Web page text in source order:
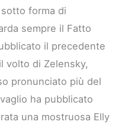
forma di
sempre il Fatto
il precedente
volto di Zelensky,
pronunciato più del
ha pubblicato
una mostruosa Elly